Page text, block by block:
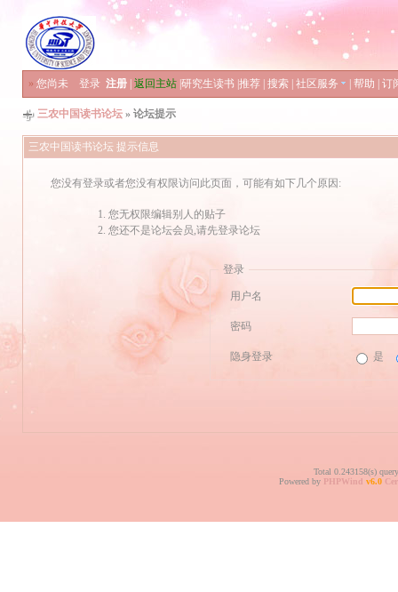
» 您尚未 登录 注册 返回主站 研究生读书 推荐 搜索 社区服务 帮助 订
三农中国读书论坛 » 论坛提示
三农中国读书论坛 提示信息
您没有登录或者您没有权限访问此页面，可能有如下几个原因:
您无权限编辑别人的贴子
您还不是论坛会员,请先登录论坛
登录
用户名
密码
隐身登录 是
Total 0.243158(s)
Powered by PHPWind v6.0